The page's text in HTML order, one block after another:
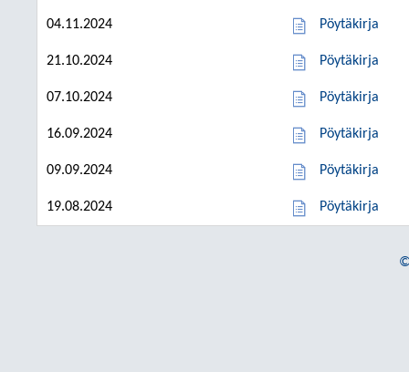
04.11.2024 Pöytäkirja
21.10.2024 Pöytäkirja
07.10.2024 Pöytäkirja
16.09.2024 Pöytäkirja
09.09.2024 Pöytäkirja
19.08.2024 Pöytäkirja